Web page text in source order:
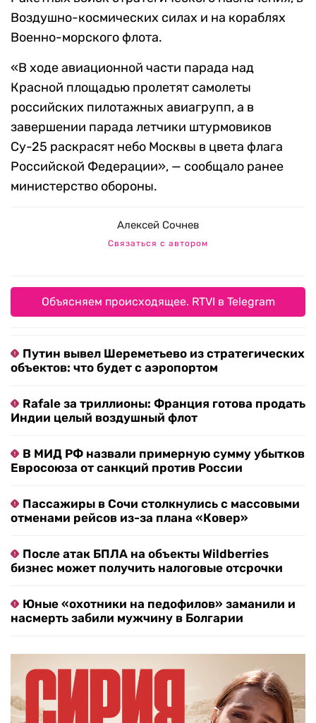
Воздушно-космических силах и на кораблях
Военно-морского флота.
«В ходе авиационной части парада над
Красной площадью пролетят самолеты
российских пилотажных авиагрупп, а в
завершении парада летчики штурмовиков
Су-25 раскрасят небо Москвы в цвета флага
Российской Федерации», — сообщало ранее
министерство обороны.
Алексей Сочнев
Связаться с автором
Объясняем происходящее. RTVI в Telegram
Путин вывел Шереметьево из стратегических
объектов: что будет с аэропортом
Rafale за триллионы: Франция готова продать
Индии целый воздушный флот
В МИД РФ назвали примерную сумму убытков
Евросоюза от санкций против России
Пассажиры в Сочи столкнулись с массовыми
отменами рейсов из-за плана «Ковер»
После атак БПЛА на объекты Wildberries
бизнес может получить налоговые отсрочки
Юные «охотники на педофилов» заманили и
насмерть забили мужчину в Болгарии